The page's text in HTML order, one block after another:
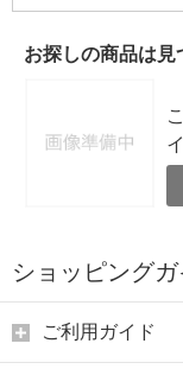
お探しの商品は見
ショッピングガ
ご利用ガイド